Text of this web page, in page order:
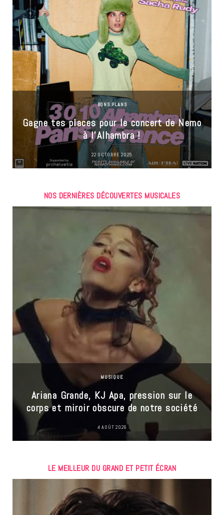
BONS PLANS
Gagne tes places pour le concert de Nemo
à l’Alhambra !
22 OCTOBRE 2025
NOS DERNIÈRES DÉCOUVERTES MUSICALES
MUSIQUE
Ariana Grande, KJ Apa, pression sur le
corps et miroir obscure de notre société
4 AOÛT 2026
LE MEILLEUR DU GRAND ET PETIT ÉCRAN